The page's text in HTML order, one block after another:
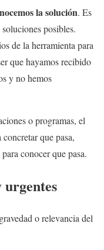
la solución. Es
posibles.
de la herramienta para
que hayamos recibido
y no hemos
o programas, el
que pasa,
conocer que pasa.
o relevancia del